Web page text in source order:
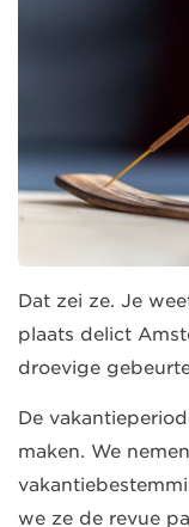
Dat zei ze. Je
plaats delict
droevige
De
maken. We
we ze de revue